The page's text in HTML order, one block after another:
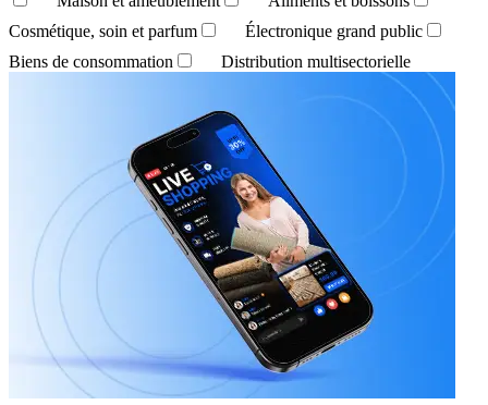
Cosmétique, soin et parfum
Électronique grand public
Biens de consommation
Distribution multisectorielle